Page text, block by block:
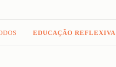
EDUCAÇÃO REFLEXIVA